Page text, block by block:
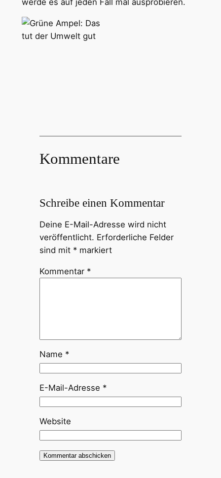
Kommentare
Schreibe einen Kommentar
Deine E-Mail-Adresse wird nicht
veröffentlicht. Erforderliche Felder
sind mit *markiert
Kommentar *
Name *
E-Mail-Adresse *
Website